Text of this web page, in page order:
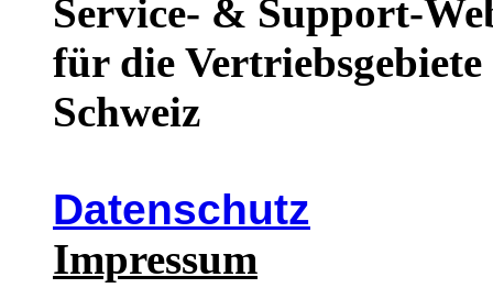
Service- & Support-
für die
Schweiz
Datenschutz
Impressum